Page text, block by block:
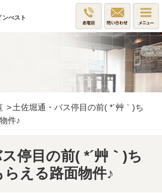
ンべスト
>土佐堀通・バス停目の前( *´艸｀)ち
件♪
停目の前( *´艸｀)ち
える路面物件♪